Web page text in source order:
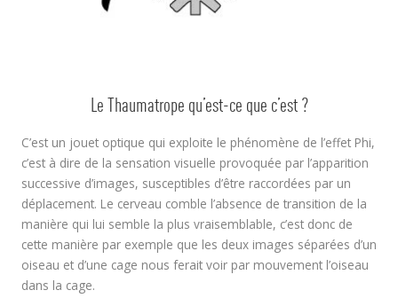
Le Thaumatrope qu’est-ce que c’est ?
C’est un jouet optique qui exploite le phénomène de l’effet Phi,
c’est à dire de la sensation visuelle provoquée par l’apparition
successive d’images, susceptibles d’être raccordées par un
déplacement. Le cerveau comble l’absence de transition de la
manière qui lui semble la plus vraisemblable, c’est donc de
cette manière par exemple que les deux images séparées d’un
oiseau et d’une cage nous ferait voir par mouvement l’oiseau
dans la cage.